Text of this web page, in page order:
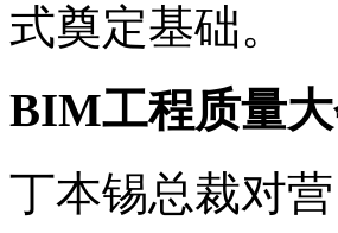
式奠定基础。
BIM工程质量
丁本锡总裁对